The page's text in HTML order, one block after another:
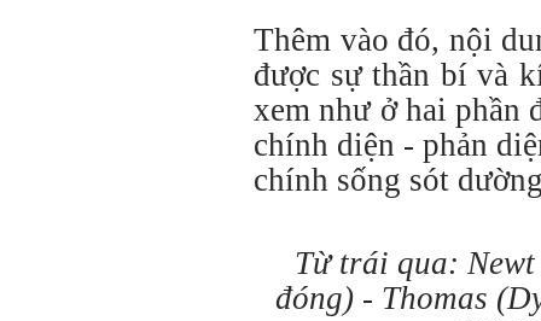
Thêm vào đó, nội
được sự thần bí và
xem như ở hai phần
chính diện - phản
chính sống sót
Từ trái qua:
đóng) - Thomas